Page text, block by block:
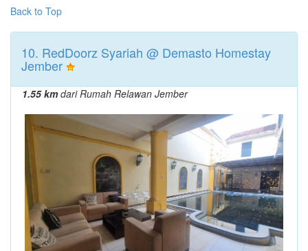
Back to Top
10. RedDoorz Syariah @ Demasto Homestay
Jember
1.55 kmdari Rumah Relawan Jember